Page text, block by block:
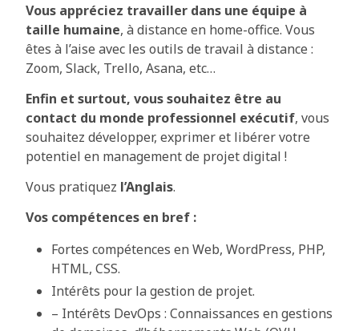
Vous appréciez travailler dans une équipe à
taille humaine, à distance en home-office. Vous
êtes à l’aise avec les outils de travail à distance :
Zoom, Slack, Trello, Asana, etc…
Enfin et surtout, vous souhaitez être au
contact du monde professionnel exécutif, vous
souhaitez développer, exprimer et libérer votre
potentiel en management de projet digital !
Vous pratiquez l’Anglais.
Vos compétences en bref :
Fortes compétences en Web, WordPress, PHP,
HTML, CSS.
Intérêts pour la gestion de projet.
– Intérêts DevOps : Connaissances en gestions